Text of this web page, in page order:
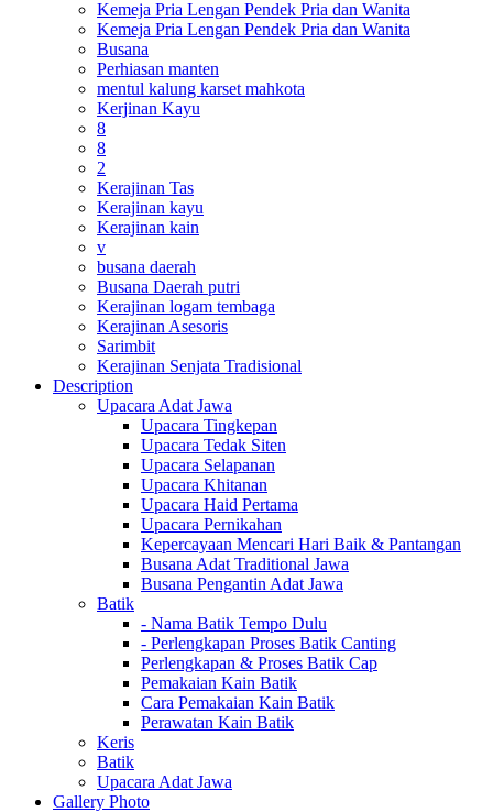
Kemeja Pria Lengan Pendek Pria dan Wanita
Kemeja Pria Lengan Pendek Pria dan Wanita
Busana
Perhiasan manten
mentul kalung karset mahkota
Kerjinan Kayu
8
8
2
Kerajinan Tas
Kerajinan kayu
Kerajinan kain
v
busana daerah
Busana Daerah putri
Kerajinan logam tembaga
Kerajinan Asesoris
Sarimbit
Kerajinan Senjata Tradisional
Description
Upacara Adat Jawa
Upacara Tingkepan
Upacara Tedak Siten
Upacara Selapanan
Upacara Khitanan
Upacara Haid Pertama
Upacara Pernikahan
Kepercayaan Mencari Hari Baik & Pantangan
Busana Adat Traditional Jawa
Busana Pengantin Adat Jawa
Batik
- Nama Batik Tempo Dulu
- Perlengkapan Proses Batik Canting
Perlengkapan & Proses Batik Cap
Pemakaian Kain Batik
Cara Pemakaian Kain Batik
Perawatan Kain Batik
Keris
Batik
Upacara Adat Jawa
Gallery Photo